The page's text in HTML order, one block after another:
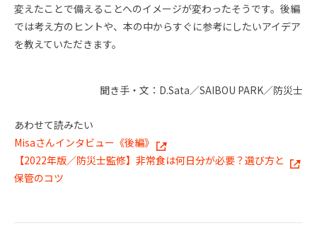
変えたことで備えることへのイメージが変わったそうです。後編
では考え方のヒントや、本の中からすぐに参考にしたいアイデア
を教えていただきます。
聞き手・文：D.Sata／SAIBOU PARK／防災士
あわせて読みたい
Misaさんインタビュー《後編》
【2022年版／防災士監修】非常食は何日分が必要？選び方と
保管のコツ